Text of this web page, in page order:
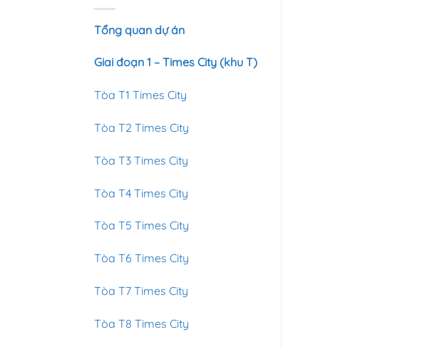
Tổng quan dự án
Giai đoạn 1 – Times City (khu T)
Tòa T1 Times City
Tòa T2 Times City
Tòa T3 Times City
Tòa T4 Times City
Tòa T5 Times City
Tòa T6 Times City
Tòa T7 Times City
Tòa T8 Times City